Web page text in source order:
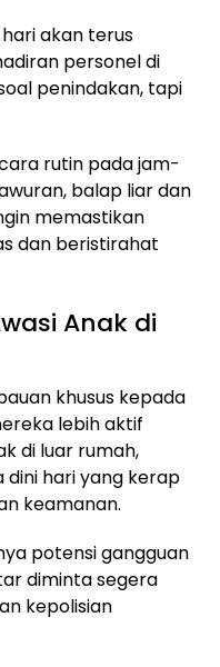
akan terus
personel di
penindakan, tapi
rutin pada jam-
balap liar dan
memastikan
dan beristirahat
Anak di
khusus kepada
lebih aktif
di luar rumah,
hari yang kerap
keamanan.
potensi gangguan
diminta segera
kepolisian